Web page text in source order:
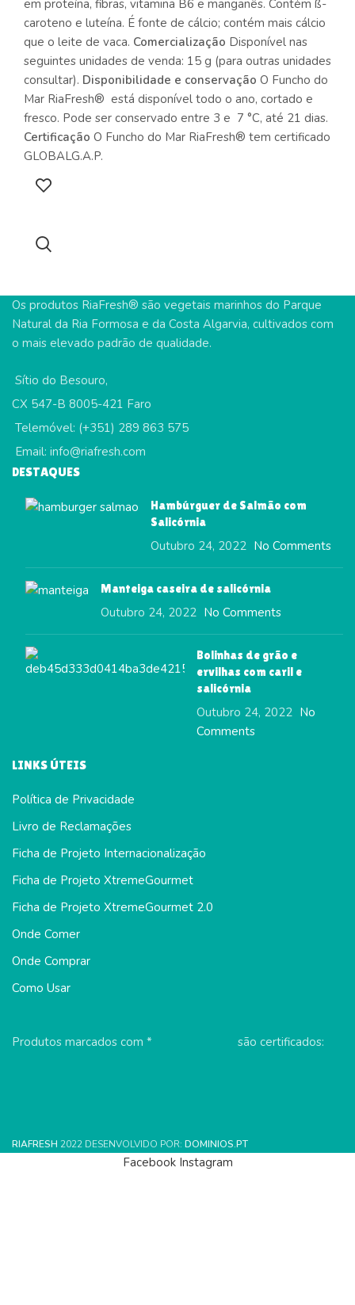
em proteína, fibras, vitamina B6 e manganês. Contém ß-
caroteno e luteína. É fonte de cálcio; contém mais cálcio
que o leite de vaca. Comercialização Disponível nas
seguintes unidades de venda: 15 g (para outras unidades
consultar). Disponibilidade e conservação O Funcho do
Mar RiaFresh® está disponível todo o ano, cortado e
fresco. Pode ser conservado entre 3 e 7 °C, até 21 dias.
Certificação O Funcho do Mar RiaFresh® tem certificado
GLOBALG.A.P.
Os produtos RiaFresh® são vegetais marinhos do Parque
Natural da Ria Formosa e da Costa Algarvia, cultivados com
o mais elevado padrão de qualidade.
Sítio do Besouro,
CX 547-B 8005-421 Faro
Telemóvel: (+351) 289 863 575
Email: info@riafresh.com
DESTAQUES
Hambúrguer de Salmão com
Salicórnia
Outubro 24, 2022 No Comments
Manteiga caseira de salicórnia
Outubro 24, 2022 No Comments
Bolinhas de grão e
ervilhas com caril e
salicórnia
Outubro 24, 2022 No
Comments
LINKS ÚTEIS
Política de Privacidade
Livro de Reclamações
Ficha de Projeto Internacionalização
Ficha de Projeto XtremeGourmet
Ficha de Projeto XtremeGourmet 2.0
Onde Comer
Onde Comprar
Como Usar
Produtos marcados com * são certificados:
RIAFRESH 2022 DESENVOLVIDO POR: DOMINIOS.PT
Facebook Instagram